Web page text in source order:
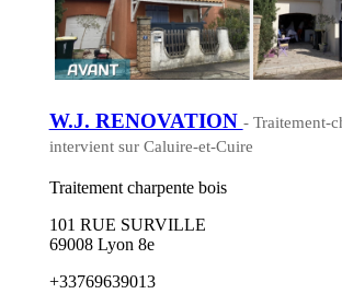
W.J. RENOVATION - Traitement-
intervient sur Caluire-et-Cuire
Traitement charpente bois
101 RUE SURVILLE
69008 Lyon 8e
+33769639013